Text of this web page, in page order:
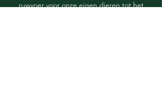
ruwvoer voor onze eigen dieren tot het